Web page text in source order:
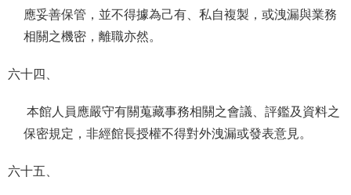
應妥善保管，並不得據為己有、私自複製，或洩漏與業務
相關之機密，離職亦然。
六十四、
本館人員應嚴守有關蒐藏事務相關之會議、評鑑及資料之
保密規定，非經館長授權不得對外洩漏或發表意見。
六十五、